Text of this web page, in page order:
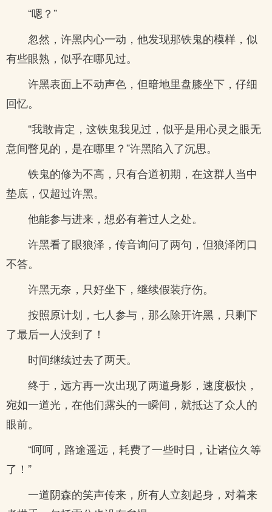
“嗯？”
忽然，许黑内心一动，他发现那铁鬼的模样，似
有些眼熟，似乎在哪见过。
许黑表面上不动声色，但暗地里盘膝坐下，仔细
回忆。
“我敢肯定，这铁鬼我见过，似乎是用心灵之眼无
意间瞥见的，是在哪里？”许黑陷入了沉思。
铁鬼的修为不高，只有合道初期，在这群人当中
垫底，仅超过许黑。
他能参与进来，想必有着过人之处。
许黑看了眼狼泽，传音询问了两句，但狼泽闭口
不答。
许黑无奈，只好坐下，继续假装疗伤。
按照原计划，七人参与，那么除开许黑，只剩下
了最后一人没到了！
时间继续过去了两天。
终于，远方再一次出现了两道身影，速度极快，
宛如一道光，在他们露头的一瞬间，就抵达了众人的
眼前。
“呵呵，路途遥远，耗费了一些时日，让诸位久等
了！”
一道阴森的笑声传来，所有人立刻起身，对着来